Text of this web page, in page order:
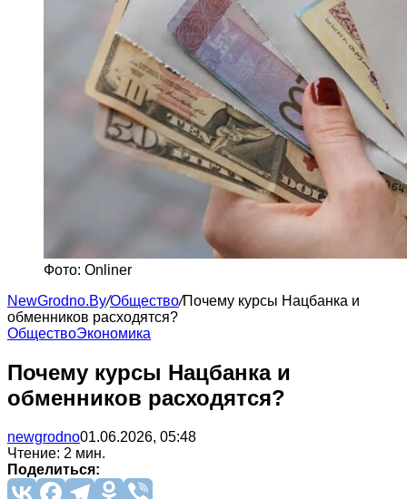
Фото: Onliner
NewGrodno.By/Общество/Почему курсы Нацбанка и
обменников расходятся?
ОбществоЭкономика
Почему курсы Нацбанка и
обменников расходятся?
newgrodno01.06.2026, 05:48
Чтение: 2 мин.
Поделиться: